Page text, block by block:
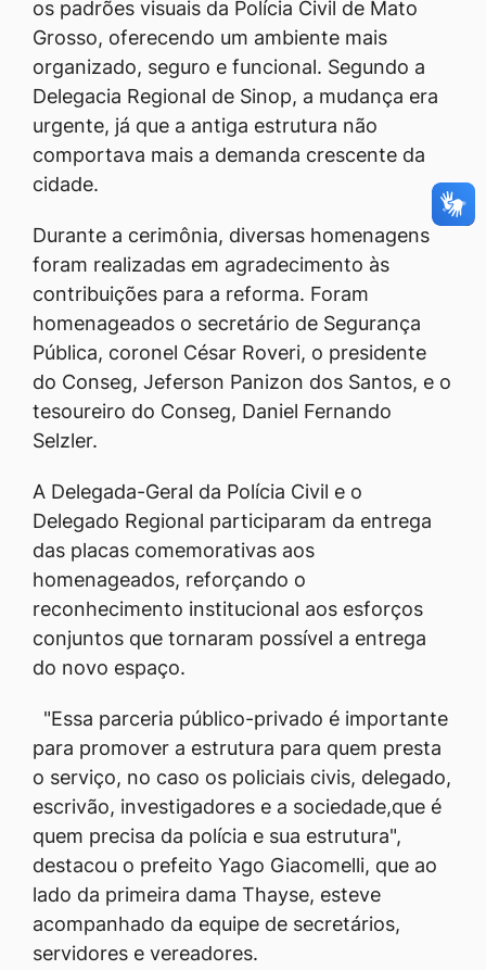
os padrões visuais da Polícia Civil de Mato
Grosso, oferecendo um ambiente mais
organizado, seguro e funcional. Segundo a
Delegacia Regional de Sinop, a mudança era
urgente, já que a antiga estrutura não
comportava mais a demanda crescente da
cidade.
Durante a cerimônia, diversas homenagens
foram realizadas em agradecimento às
contribuições para a reforma. Foram
homenageados o secretário de Segurança
Pública, coronel César Roveri, o presidente
do Conseg, Jeferson Panizon dos Santos, e o
tesoureiro do Conseg, Daniel Fernando
Selzler.
A Delegada-Geral da Polícia Civil e o
Delegado Regional participaram da entrega
das placas comemorativas aos
homenageados, reforçando o
reconhecimento institucional aos esforços
conjuntos que tornaram possível a entrega
do novo espaço.
"Essa parceria público-privado é importante
para promover a estrutura para quem presta
o serviço, no caso os policiais civis, delegado,
escrivão, investigadores e a sociedade,que é
quem precisa da polícia e sua estrutura",
destacou o prefeito Yago Giacomelli, que ao
lado da primeira dama Thayse, esteve
acompanhado da equipe de secretários,
servidores e vereadores.